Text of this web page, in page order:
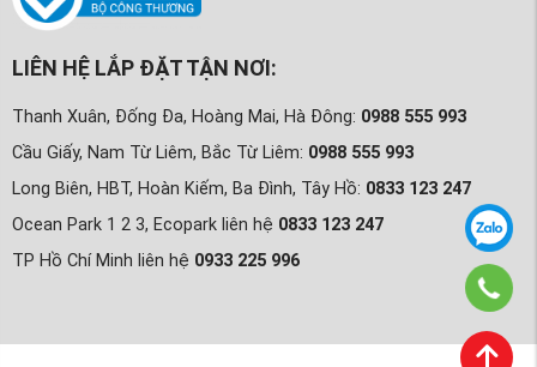
LIÊN HỆ LẮP ĐẶT TẬN NƠI:
Thanh Xuân, Đống Đa, Hoàng Mai, Hà Đông: 0988 555 993
Cầu Giấy, Nam Từ Liêm, Bắc Từ Liêm: 0988 555 993
Long Biên, HBT, Hoàn Kiếm, Ba Đình, Tây Hồ: 0833 123 247
Ocean Park 1 2 3, Ecopark liên hệ 0833 123 247
TP Hồ Chí Minh liên hệ 0933 225 996